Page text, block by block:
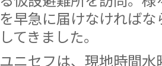
を早急に届けなければ
してきました。
ユニセフは、現地時間水